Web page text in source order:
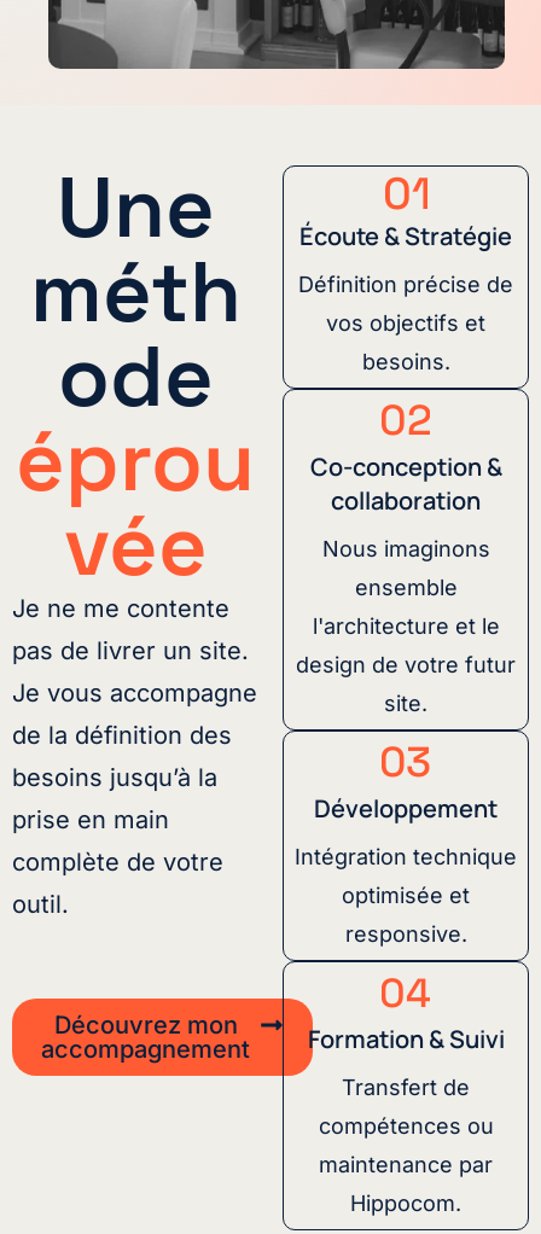
Une
méth
ode
éprou
vée
Je ne me contente
pas de livrer un site.
Je vous accompagne
de la définition des
besoins jusqu’à la
prise en main
complète de votre
outil.
Découvrez mon
accompagnement
01
Écoute & Stratégie
Définition précise de
vos objectifs et
besoins.
02
Co-conception &
collaboration
Nous imaginons
ensemble
l'architecture et le
design de votre futur
site.
03
Développement
Intégration technique
optimisée et
responsive.
04
Formation & Suivi
Transfert de
compétences ou
maintenance par
Hippocom.